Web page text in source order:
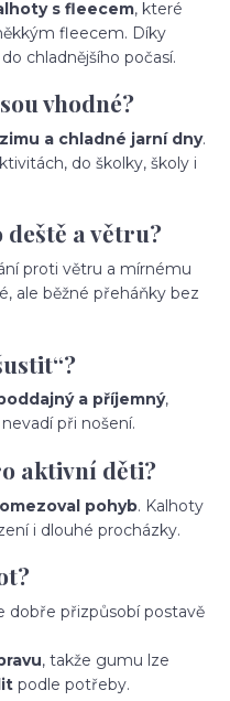
s fleecem, které
fleecem. Díky
chladnějšího počasí.
vhodné?
a chladné jarní dny.
do školky, školy i
deště a větru?
proti větru a mírnému
ale běžné přeháňky bez
a příjemný,
při nošení.
aktivní děti?
pohyb. Kalhoty
i dlouhé procházky.
dobře přizpůsobí postavě
, takže gumu lze
podle potřeby.